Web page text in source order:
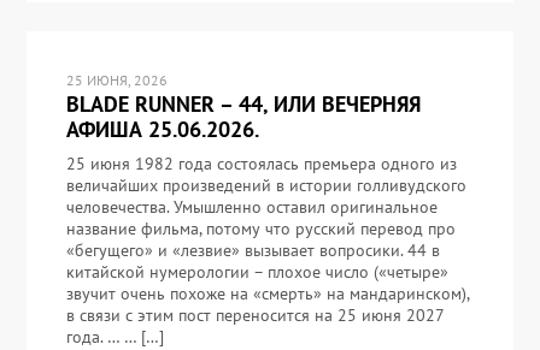
25 ИЮНЯ, 2026
BLADE RUNNER – 44, ИЛИ ВЕЧЕРНЯЯ
АФИША 25.06.2026.
25 июня 1982 года состоялась премьера одного из
величайших произведений в истории голливудского
человечества. Умышленно оставил оригинальное
название фильма, потому что русский перевод про
«бегущего» и «лезвие» вызывает вопросики. 44 в
китайской нумерологии – плохое число («четыре»
звучит очень похоже на «смерть» на мандаринском),
в связи с этим пост переносится на 25 июня 2027
года. … … […]